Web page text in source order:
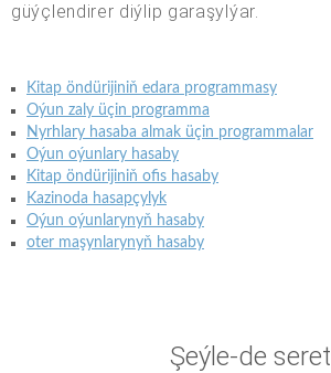
güýçlendirer diýlip garaşylýar.
Kitap öndürijiniň edara programmasy
Oýun zaly üçin programma
Nyrhlary hasaba almak üçin programmalar
Oýun oýunlary hasaby
Kitap öndürijiniň ofis hasaby
Kazinoda hasapçylyk
Oýun oýunlarynyň hasaby
oter maşynlarynyň hasaby
Şeýle-de seret